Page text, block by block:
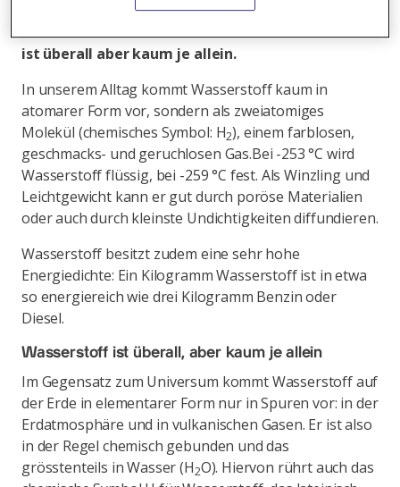
Wassers und neben Kohlenstoff ein
Grundbaustein allen Lebens unseres Planeten. Er
ist überall aber kaum je allein.
In unserem Alltag kommt Wasserstoff kaum in
atomarer Form vor, sondern als zweiatomiges
Molekül (chemisches Symbol: H2), einem farblosen,
geschmacks- und geruchlosen Gas.Bei -253 °C wird
Wasserstoff flüssig, bei -259 °C fest. Als Winzling und
Leichtgewicht kann er gut durch poröse Materialien
oder auch durch kleinste Undichtigkeiten diffundieren.
Wasserstoff besitzt zudem eine sehr hohe
Energiedichte: Ein Kilogramm Wasserstoff ist in etwa
so energiereich wie drei Kilogramm Benzin oder
Diesel.
Wasserstoff ist überall, aber kaum je allein
Im Gegensatz zum Universum kommt Wasserstoff auf
der Erde in elementarer Form nur in Spuren vor: in der
Erdatmosphäre und in vulkanischen Gasen. Er ist also
in der Regel chemisch gebunden und das
grösstenteils in Wasser (H2O). Hiervon rührt auch das